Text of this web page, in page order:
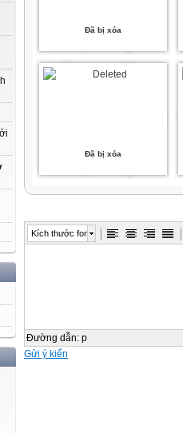
Đã bị xóa
Đã bị xóa
Kích thước font
Đường dẫn: p
Gửi ý kiến